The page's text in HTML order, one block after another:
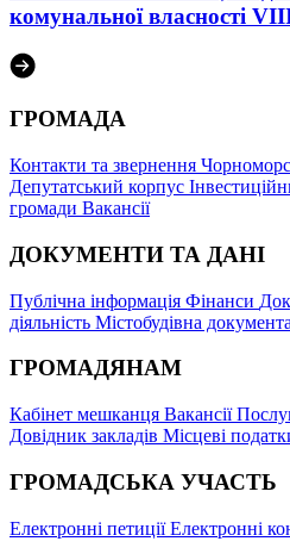
комунальної власності
ГРОМАДА
Контакти та звернення
Депутатський корпус
громади Вакансії
ДОКУМЕНТИ ТА ДАНІ
Публічна інформація Фінанси
діяльність Містобудівна
ГРОМАДЯНАМ
Кабінет мешканця Вакансії
Довідник закладів Місцеві
ГРОМАДСЬКА УЧАСТЬ
Електронні петиціїЕлектронні